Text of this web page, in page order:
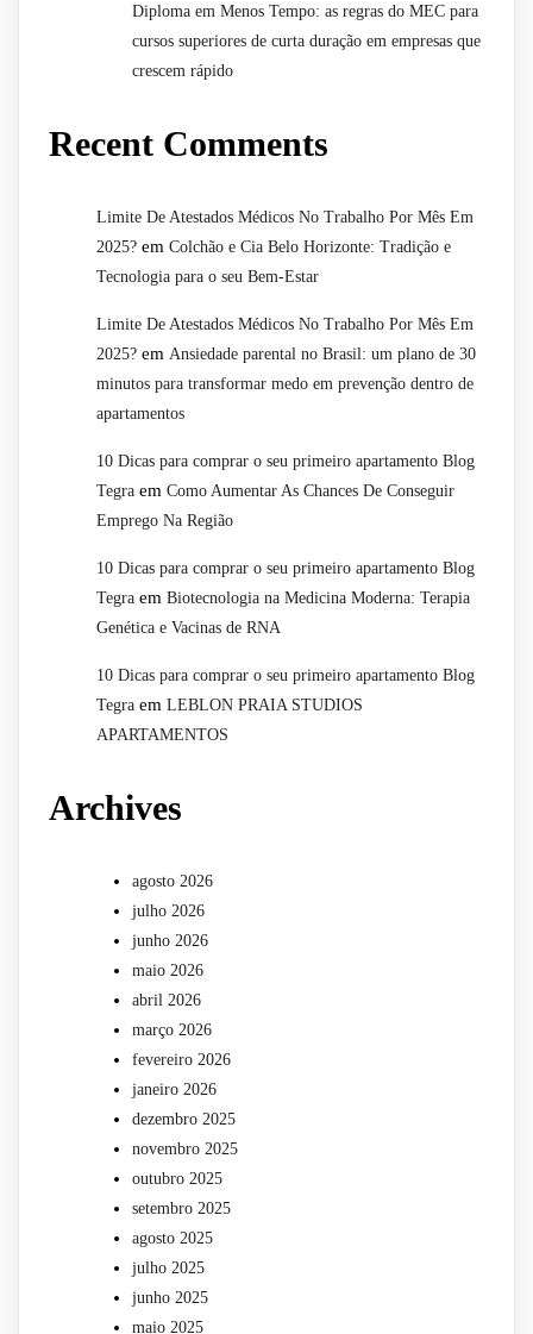
Diploma em Menos Tempo: as regras do MEC para
cursos superiores de curta duração em empresas que
crescem rápido
Recent Comments
Limite De Atestados Médicos No Trabalho Por Mês Em
2025? em Colchão e Cia Belo Horizonte: Tradição e
Tecnologia para o seu Bem-Estar
Limite De Atestados Médicos No Trabalho Por Mês Em
2025? em Ansiedade parental no Brasil: um plano de 30
minutos para transformar medo em prevenção dentro de
apartamentos
10 Dicas para comprar o seu primeiro apartamento Blog
Tegra em Como Aumentar As Chances De Conseguir
Emprego Na Região
10 Dicas para comprar o seu primeiro apartamento Blog
Tegra em Biotecnologia na Medicina Moderna: Terapia
Genética e Vacinas de RNA
10 Dicas para comprar o seu primeiro apartamento Blog
Tegra em LEBLON PRAIA STUDIOS
APARTAMENTOS
Archives
agosto 2026
julho 2026
junho 2026
maio 2026
abril 2026
março 2026
fevereiro 2026
janeiro 2026
dezembro 2025
novembro 2025
outubro 2025
setembro 2025
agosto 2025
julho 2025
junho 2025
maio 2025